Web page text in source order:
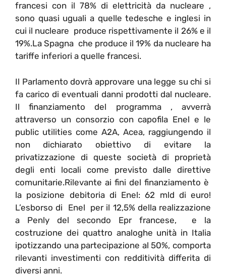
francesi con il 78% di elettricità da nucleare ,
sono quasi uguali a quelle tedesche e inglesi in
cui il nucleare produce rispettivamente il 26% e il
19%.La Spagna che produce il 19% da nucleare ha
tariffe inferiori a quelle francesi.
Il Parlamento dovrà approvare una legge su chi si
fa carico di eventuali danni prodotti dal nucleare.
Il finanziamento del programma , avverrà
attraverso un consorzio con capofila Enel e le
public utilities come A2A, Acea, raggiungendo il
non dichiarato obiettivo di evitare la
privatizzazione di queste società di proprietà
degli enti locali come previsto dalle direttive
comunitarie.Rilevante ai fini del finanziamento è
la posizione debitoria di Enel: 62 mld di euro!
L’esborso di Enel per il 12,5% della realizzazione
a Penly del secondo Epr francese, e la
costruzione dei quattro analoghe unità in Italia
ipotizzando una partecipazione al 50%, comporta
rilevanti investimenti con redditività differita di
diversi anni.